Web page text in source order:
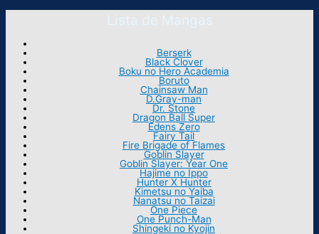
Lista de Mangas
Berserk
Black Clover
Boku no Hero Academia
Boruto
Chainsaw Man
D.Gray-man
Dr. Stone
Dragon Ball Super
Edens Zero
Fairy Tail
Fire Brigade of Flames
Goblin Slayer
Goblin Slayer: Year One
Hajime no Ippo
Hunter X Hunter
Kimetsu no Yaiba
Nanatsu no Taizai
One Piece
One Punch-Man
Shingeki no Kyojin